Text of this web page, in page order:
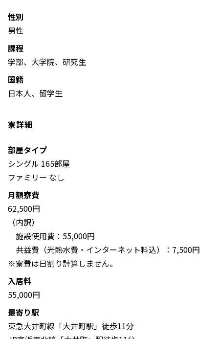
性別
男性
課程
学部、大学院、研究生
国籍
日本人、留学生
寮詳細
部屋タイプ
シングル 165部屋
ファミリー なし
月額寮費
62,500円
（内訳）
施設使用費：55,000円
共益費（光熱水費・インターネット料込）：7,500円
※寮費は日割り計算しません。
入居料
55,000円
最寄り駅
東急大井町線「大井町駅」徒歩11分